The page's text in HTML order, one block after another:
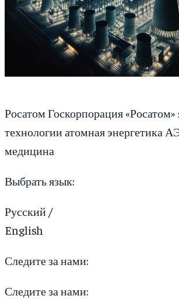
Росатом Госкорпорация
технологии атомная энергетика
медицина
Выбрать язык:
Русский /
English
Следите за нами:
Следите за нами: